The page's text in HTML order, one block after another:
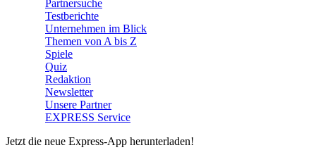
Partnersuche
Testberichte
Unternehmen im Blick
Themen von A bis Z
Spiele
Quiz
Redaktion
Newsletter
Unsere Partner
EXPRESS Service
Jetzt die neue Express-App herunterladen!